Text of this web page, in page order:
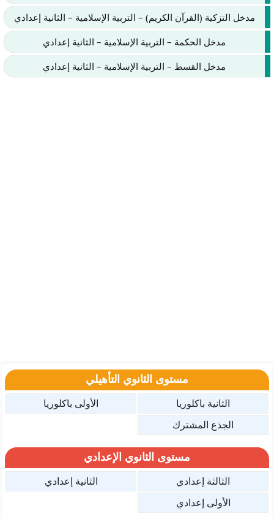
مدخل التزكية (القرآن الكريم) – التربية الإسلامية – الثانية إعدادي
مدخل الحكمة – التربية الإسلامية – الثانية إعدادي
مدخل القسط – التربية الإسلامية – الثانية إعدادي
مستوى الثانوي التأهيلي
الثانية باكلوريا
الأولى باكلوريا
الجذع المشترك
مستوى الثانوي الإعدادي
الثالثة إعدادي
الثانية إعدادي
الأولى إعدادي